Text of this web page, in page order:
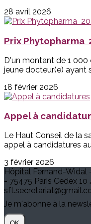
28 avril 2026
Prix Phytopharma
D'un montant de 1 000
jeune docteur(e) ayant
18 février 2026
Appel à
Le Haut Conseil de la
appel à candidatures
3 février 2026
Hôpital Fernand-Widal
- 75475 Paris Cedex
Je m'abonne à la